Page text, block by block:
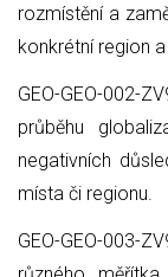
rozmístění a
konkrétní region
GEO-GEO-002-
průběhu
negativních
místa či regionu.
GEO-GEO-003-